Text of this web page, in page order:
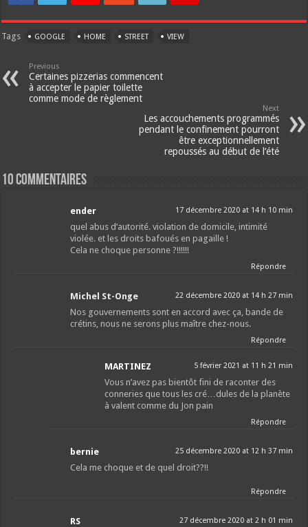
Tags GOOGLE HOME STREET VIEW
Previous
Certaines pizzerias commencent
à accepter le papier toilette
comme mode de règlement
Next
Les accouchements programmés
pendant le confinement pourront
être exceptionnellement
repoussés au début de l’été
10 Commentaires
ender 17 décembre 2020 at 14 h 10 min
quel abus d’autorité. violation de domicile, intimité
violée. et les droits bafoués en pagaille !
Cela ne choque personne ?!!!!!!
Répondre
Michel St-Onge 22 décembre 2020 at 14 h 27 min
Nos gouvernements sont en accord avec ça, bande de
crétins, nous ne serons plus maître chez-nous.
Répondre
MARTINEZ 5 février 2021 at 11 h 21 min
Vous n’avez pas bientôt fini de raconter des
conneries que tous les cré…dules de la planète
à valent comme du Jon pain
Répondre
bernie 25 décembre 2020 at 12 h 37 min
Cela me choque et de quel droit??!!
Répondre
RS 27 décembre 2020 at 2 h 01 min